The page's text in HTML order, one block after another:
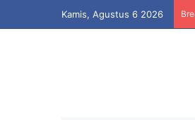
Kamis, Agustus 6 2026